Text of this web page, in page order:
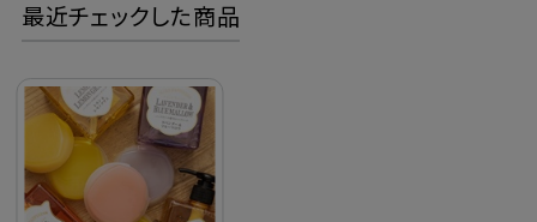
最近チェックした商品